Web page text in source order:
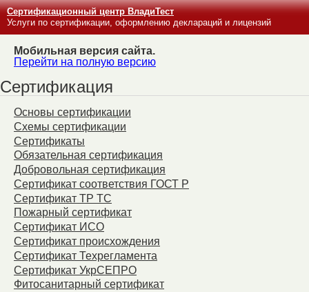
Сертификационный центр ВладиТест
Услуги по сертификации, оформлению деклараций и лицензий
Мобильная версия сайта.
Перейти на полную версию
Сертификация
Основы сертификации
Схемы сертификации
Сертификаты
Обязательная сертификация
Добровольная сертификация
Сертификат соответствия ГОСТ Р
Сертификат ТР ТС
Пожарный сертификат
Сертификат ИСО
Сертификат происхождения
Сертификат Техрегламента
Сертификат УкрСЕПРО
Фитосанитарный сертификат